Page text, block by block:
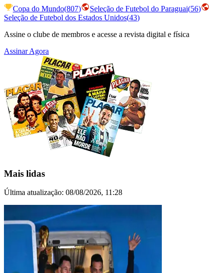
Copa do Mundo(807) Seleção de Futebol do Paraguai(56)
Seleção de Futebol dos Estados Unidos(43)
Assine o clube de membros e acesse a revista digital e física
Assinar Agora
Mais lidas
Última atualização: 08/08/2026, 11:28